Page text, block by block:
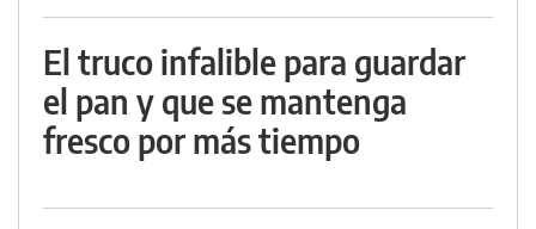
El truco infalible para guardar
el pan y que se mantenga
fresco por más tiempo